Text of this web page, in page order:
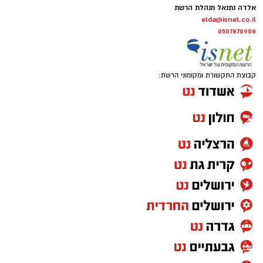
אלדה נתנאל מנהלת הרשת
elda@isnet.co.il
0507870908
קבוצת התקשורת ומקומוני הרשת: